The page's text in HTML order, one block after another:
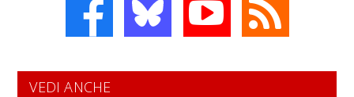
VEDI ANCHE